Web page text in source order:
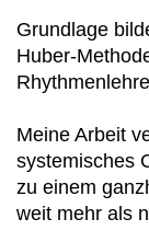
Grundlage
Huber-
Meine Arbeit
systemisches
zu einem
weit mehr als